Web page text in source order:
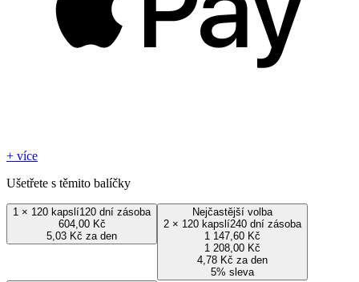
+ více
Ušetřete s těmito balíčky
1 × 120 kapslí120 dní zásoba
604,00 Kč
5,03 Kč za den
Nejčastější volba
2 × 120 kapslí240 dní zásoba
1 147,60 Kč
1 208,00 Kč
4,78 Kč za den
5% sleva